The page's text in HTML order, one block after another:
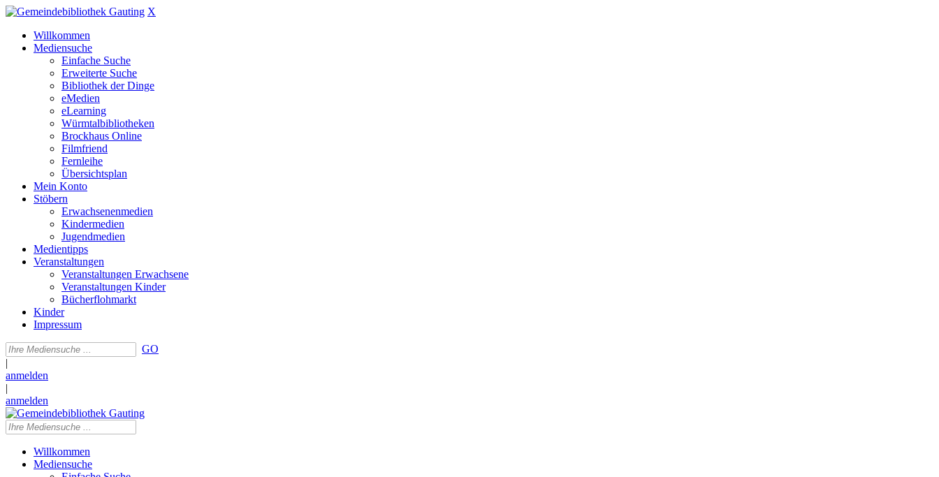
X
Willkommen
Mediensuche
Einfache Suche
Erweiterte Suche
Bibliothek der Dinge
eMedien
eLearning
Würmtalbibliotheken
Brockhaus Online
Filmfriend
Fernleihe
Übersichtsplan
Mein Konto
Stöbern
Erwachsenenmedien
Kindermedien
Jugendmedien
Medientipps
Veranstaltungen
Veranstaltungen Erwachsene
Veranstaltungen Kinder
Bücherflohmarkt
Kinder
Impressum
GO
|
anmelden
|
anmelden
Willkommen
Mediensuche